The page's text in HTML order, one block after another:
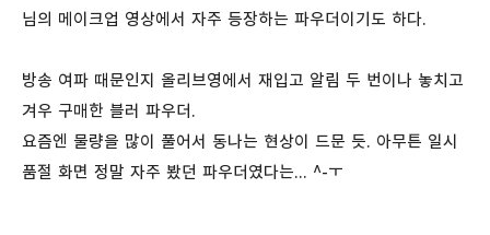
님의 메이크업 영상에서 자주 등장하는 파우더이기도 하다.
방송 여파 때문인지 올리브영에서 재입고 알림 두 번이나 놓치고
겨우 구매한 블러 파우더.
요즘엔 물량을 많이 풀어서 동나는 현상이 드문 듯. 아무튼 일시
품절 화면 정말 자주 봤던 파우더였다는... ^-ㅜ